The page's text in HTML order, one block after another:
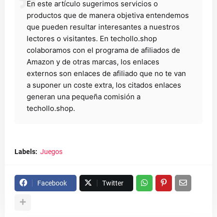
En este artículo sugerimos servicios o
productos que de manera objetiva entendemos
que pueden resultar interesantes a nuestros
lectores o visitantes. En techollo.shop
colaboramos con el programa de afiliados de
Amazon y de otras marcas, los enlaces
externos son enlaces de afiliado que no te van
a suponer un coste extra, los citados enlaces
generan una pequeña comisión a
techollo.shop.
Labels: Juegos
Facebook Twitter